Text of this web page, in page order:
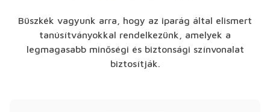
Büszkék vagyunk arra, hogy az iparág által elismert
tanúsítványokkal rendelkezünk, amelyek a
legmagasabb minőségi és biztonsági színvonalat
biztosítják.